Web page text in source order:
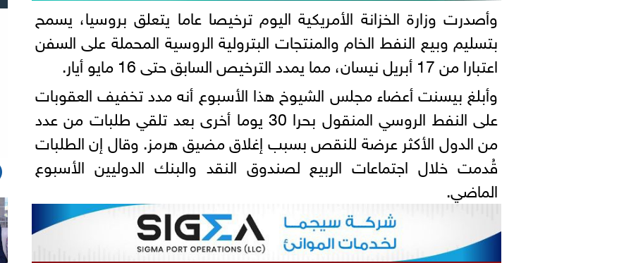
وأصدرت وزارة الخزانة الأمريكية اليوم ترخيصا عاما يتعلق بروسيا، يسمح
بتسليم وبيع النفط الخام والمنتجات البترولية الروسية المحملة على السفن
اعتبارا من 17 أبريل نيسان، ⁠مما يمدد الترخيص السابق حتى 16 ‌مايو أيار.
وأبلغ ‌بيسنت أعضاء مجلس الشيوخ ​هذا الأسبوع أنه ‌مدد تخفيف العقوبات
على النفط الروسي ‌المنقول بحرا 30 يوما أخرى بعد تلقي طلبات من عدد
من الدول الأكثر عرضة للنقص بسبب إغلاق مضيق هرمز. وقال إن ‌الطلبات
قُدمت خلال اجتماعات الربيع لصندوق النقد والبنك الدوليين الأسبوع
الماضي.